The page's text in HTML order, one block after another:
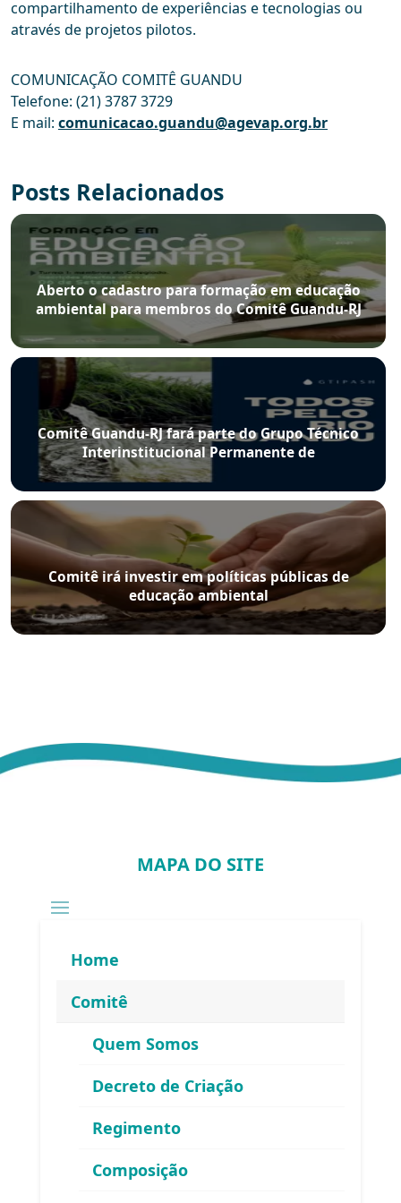
compartilhamento de experiências e tecnologias ou
através de projetos pilotos.
COMUNICAÇÃO COMITÊ GUANDU
Telefone: (21) 3787 3729
E mail: comunicacao.guandu@agevap.org.br
Posts Relacionados
Aberto o cadastro para formação em educação
ambiental para membros do Comitê Guandu-RJ
Comitê Guandu-RJ fará parte do Grupo Técnico
Interinstitucional Permanente de
Acompanhamento da Segurança Hídrica
Comitê irá investir em políticas públicas de
educação ambiental
MAPA DO SITE
Home
Comitê
Quem Somos
Decreto de Criação
Regimento
Composição